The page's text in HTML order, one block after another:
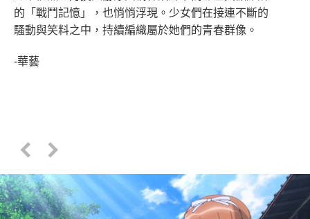
的「戰鬥記憶」，也悄悄浮現。少女們在接連不斷的
騷動與笑料之中，持續編織屬於她們的青春群像。
-華藝